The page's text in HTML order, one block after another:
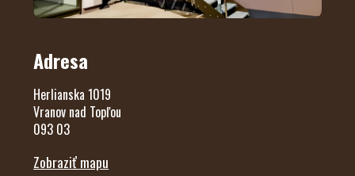
Adresa
Herlianska 1019
Vranov nad Topľou
093 03
Zobraziť mapu